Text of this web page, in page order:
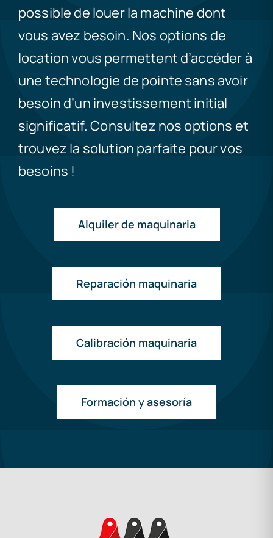
possible de louer la machine dont
vous avez besoin. Nos options de
location vous permettent d’accéder à
une technologie de pointe sans avoir
besoin d’un investissement initial
significatif. Consultez nos options et
trouvez la solution parfaite pour vos
besoins !
Alquiler de maquinaria
Reparación maquinaria
Calibración maquinaria
Formación y asesoría